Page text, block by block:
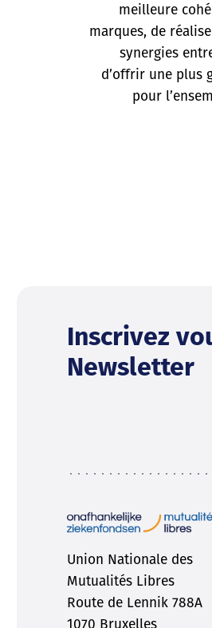
meilleure
marques, de
synergies
d’offrir une plus
pour
Inscrivez
Newsletter
Union Nationale des
Mutualités Libres
Route de Lennik 788A
1070 Bruxelles